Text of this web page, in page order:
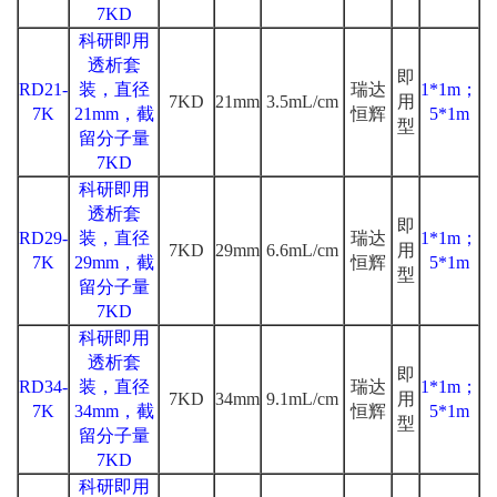
7KD
RD21-
7K
科研即用
透析套
装，直径
21mm，截
留分子量
7KD
7KD 21mm 3.5mL/cm
瑞达
恒辉
即
用
型
1*1m；
5*1m
RD29-
7K
科研即用
透析套
装，直径
29mm，截
留分子量
7KD
7KD 29mm 6.6mL/cm
瑞达
恒辉
即
用
型
1*1m；
5*1m
RD34-
7K
科研即用
透析套
装，直径
34mm，截
留分子量
7KD
7KD 34mm 9.1mL/cm
瑞达
恒辉
即
用
型
1*1m；
5*1m
科研即用